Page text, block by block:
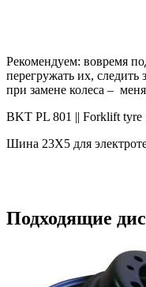
Рекомендуем: вовремя
перегружать их, следить
при замене колеса –
BKT PL 801 || Forklift
Шина 23X5 для
Подходящие